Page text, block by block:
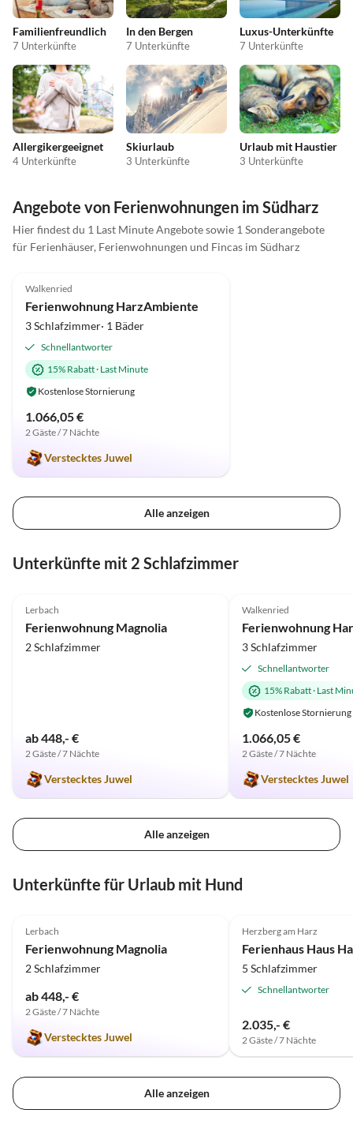
Familienfreundlich
7 Unterkünfte
In den Bergen
7 Unterkünfte
Luxus-Unterkünfte
7 Unterkünfte
Allergikergeeignet
4 Unterkünfte
Skiurlaub
3 Unterkünfte
Urlaub mit Haustier
3 Unterkünfte
Angebote von Ferienwohnungen im Südharz
Hier findest du 1 Last Minute Angebote sowie 1 Sonderangebote
für Ferienhäuser, Ferienwohnungen und Fincas im Südharz
Walkenried
Ferienwohnung HarzAmbiente
3 Schlafzimmer· 1 Bäder
Schnellantworter
15% Rabatt· Last Minute
Kostenlose Stornierung
1.066,05 €
2 Gäste / 7 Nächte
Verstecktes Juwel
Alle anzeigen
Unterkünfte mit 2 Schlafzimmer
Lerbach
Ferienwohnung Magnolia
2 Schlafzimmer
ab 448,- €
2 Gäste / 7 Nächte
Verstecktes Juwel
Walkenried
Ferienwohnung
3 Schlafzimmer
Schnellantworter
15% Rabatt· Last
Kostenlose Stornierung
1.066,05 €
2 Gäste / 7 Nächte
Verstecktes Juwel
Alle anzeigen
Unterkünfte für Urlaub mit Hund
Lerbach
Ferienwohnung Magnolia
2 Schlafzimmer
ab 448,- €
2 Gäste / 7 Nächte
Verstecktes Juwel
Herzberg am Harz
Ferienhaus Haus
5 Schlafzimmer
Schnellantworter
2.035,- €
2 Gäste / 7 Nächte
Alle anzeigen